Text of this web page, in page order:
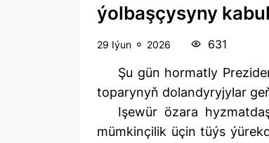
ýolbaşçysyny
29 Iýun 2026 631
Şu gün hormatly
toparynyň dolandyryjylar
Işewür özara
mümkinçilik üçin tüýs